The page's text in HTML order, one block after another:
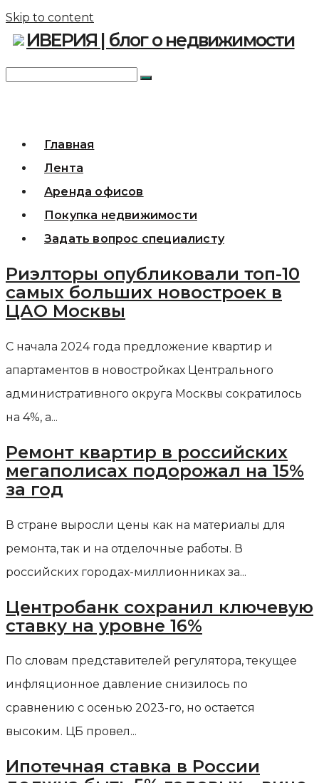
Skip to content
ИВЕРИЯ | блог о недвижимости
Главная
Лента
Аренда офисов
Покупка недвижимости
Задать вопрос специалисту
Риэлторы опубликовали топ-10
самых больших новостроек в
ЦАО Москвы
С начала 2024 года предложение квартир и
апартаментов в новостройках Центрального
административного округа Москвы сократилось
на 4%, а...
Ремонт квартир в российских
мегаполисах подорожал на 15%
за год
В стране выросли цены как на материалы для
ремонта, так и на отделочные работы. В
российских городах-миллионниках за...
Центробанк сохранил ключевую
ставку на уровне 16%
По словам представителей регулятора, текущее
инфляционное давление снизилось по
сравнению с осенью 2023-го, но остается
высоким. ЦБ провел...
Ипотечная ставка в России